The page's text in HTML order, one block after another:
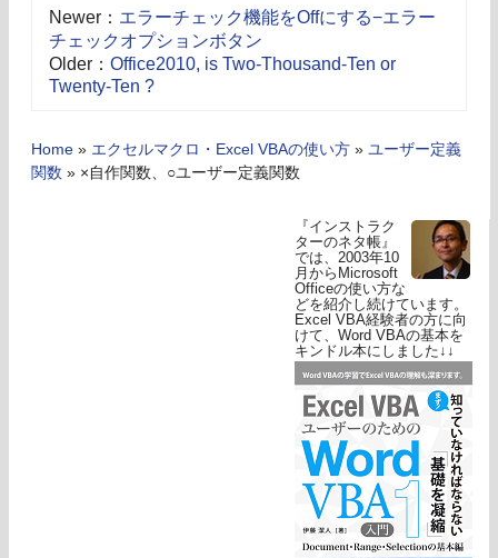
Newer： エラーチェック機能をOffにする−エラー
チェックオプションボタン
Older： Office2010, is Two-Thousand-Ten or
Twenty-Ten ?
Home » エクセルマクロ・Excel VBAの使い方 » ユーザー定義
関数 » ×自作関数、○ユーザー定義関数
『インストラク
ターのネタ帳』
では、2003年10
月からMicrosoft
Officeの使い方な
どを紹介し続けています。
Excel VBA経験者の方に向
けて、Word VBAの基本を
キンドル本にしました↓↓